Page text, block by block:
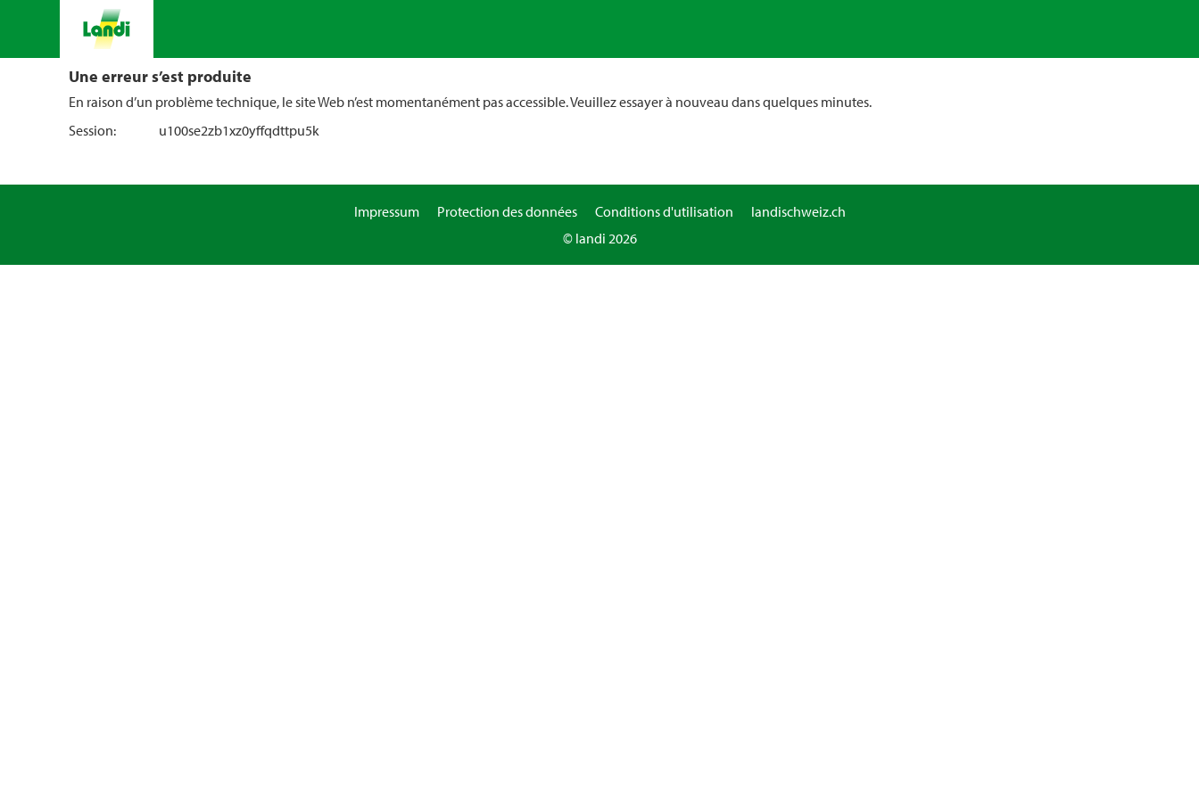
Une erreur s’est produite
En raison d’un problème technique, le site Web n’est momentanément pas accessible. Veuillez essayer à nouveau dans quelques minutes.
Session:
u100se2zb1xz0yffqdttpu5k
Impressum Protection des données Conditions d'utilisation
landischweiz.ch
© landi 2026